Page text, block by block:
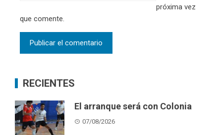
próxima vez
que comente.
RECIENTES
El arranque será con Colonia
07/08/2026